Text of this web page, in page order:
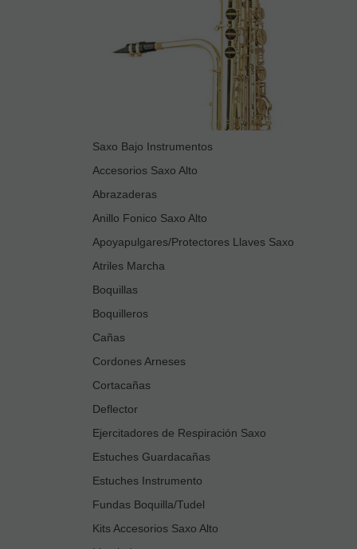
Saxo Bajo Instrumentos
Accesorios Saxo Alto
Abrazaderas
Anillo Fonico Saxo Alto
Apoyapulgares/Protectores Llaves Saxo
Atriles Marcha
Boquillas
Boquilleros
Cañas
Cordones Arneses
Cortacañas
Deflector
Ejercitadores de Respiración Saxo
Estuches Guardacañas
Estuches Instrumento
Fundas Boquilla/Tudel
Kits Accesorios Saxo Alto